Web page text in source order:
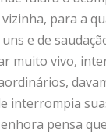
para a
e de
muito vivo,
interrompia
pensa